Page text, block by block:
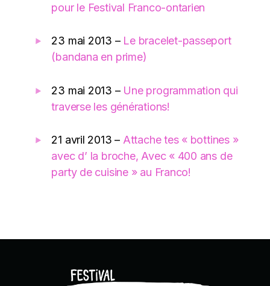
pour le Festival Franco-ontarien
23 mai 2013 – Le bracelet-passeport
(bandana en prime)
23 mai 2013 – Une programmation qui
traverse les générations!
21 avril 2013 – Attache tes « bottines »
avec d’ la broche, Avec « 400 ans de
party de cuisine » au Franco!